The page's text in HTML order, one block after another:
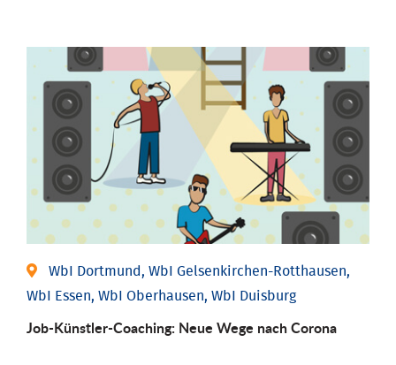
WbI Dortmund, WbI Gelsenkirchen-Rotthausen,
WbI Essen, WbI Oberhausen, WbI Duisburg
Job-Künstler-Coaching: Neue Wege nach Corona